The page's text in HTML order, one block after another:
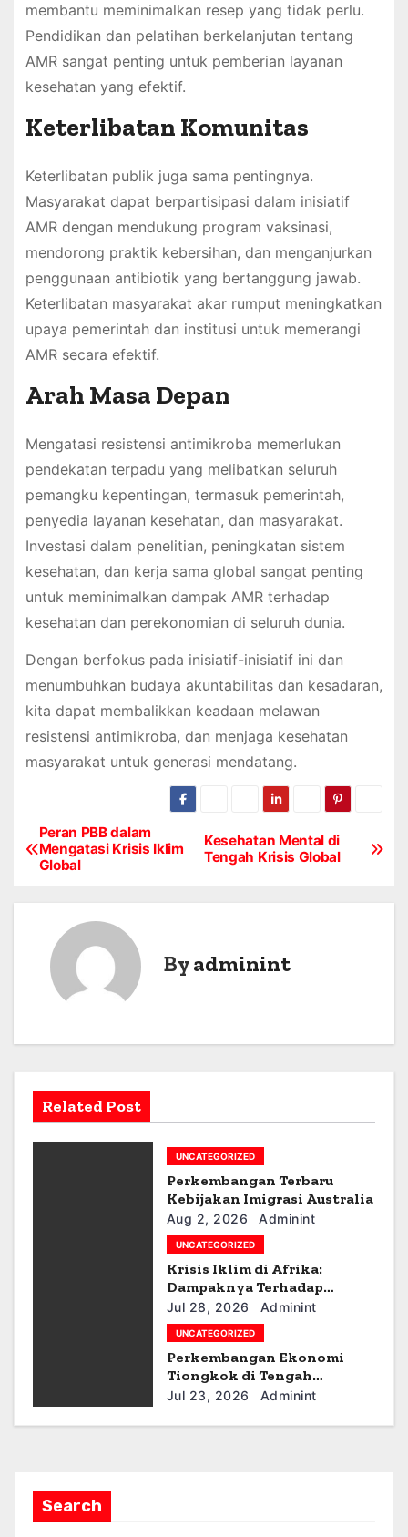
membantu meminimalkan resep yang tidak perlu.
Pendidikan dan pelatihan berkelanjutan tentang
AMR sangat penting untuk pemberian layanan
kesehatan yang efektif.
Keterlibatan Komunitas
Keterlibatan publik juga sama pentingnya.
Masyarakat dapat berpartisipasi dalam inisiatif
AMR dengan mendukung program vaksinasi,
mendorong praktik kebersihan, dan menganjurkan
penggunaan antibiotik yang bertanggung jawab.
Keterlibatan masyarakat akar rumput meningkatkan
upaya pemerintah dan institusi untuk memerangi
AMR secara efektif.
Arah Masa Depan
Mengatasi resistensi antimikroba memerlukan
pendekatan terpadu yang melibatkan seluruh
pemangku kepentingan, termasuk pemerintah,
penyedia layanan kesehatan, dan masyarakat.
Investasi dalam penelitian, peningkatan sistem
kesehatan, dan kerja sama global sangat penting
untuk meminimalkan dampak AMR terhadap
kesehatan dan perekonomian di seluruh dunia.
Dengan berfokus pada inisiatif-inisiatif ini dan
menumbuhkan budaya akuntabilitas dan kesadaran,
kita dapat membalikkan keadaan melawan
resistensi antimikroba, dan menjaga kesehatan
masyarakat untuk generasi mendatang.
P
i
g
Kesehatan Mental di
Tengah Krisis Global
Peran PBB dalam
Mengatasi Krisis Iklim
Global
Byadminint
Related Post
UNCATEGORIZED
Perkembangan Terbaru
Kebijakan Imigrasi Australia
Aug 2, 2026 Adminint
UNCATEGORIZED
Krisis Iklim di Afrika:
Dampaknya Terhadap
Ekonomi dan Masyarakat
Jul 28, 2026 Adminint
UNCATEGORIZED
Perkembangan Ekonomi
Tiongkok di Tengah
Ketegangan Geopolitik
Jul 23, 2026 Adminint
Search